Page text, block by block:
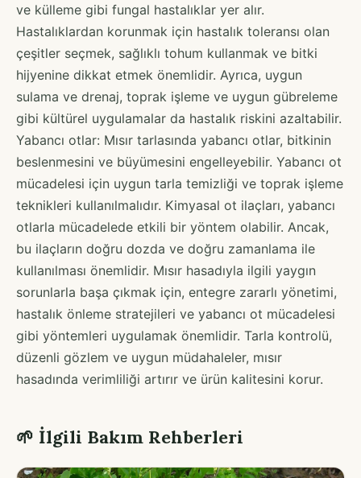
ve külleme gibi fungal hastalıklar yer alır.
Hastalıklardan korunmak için hastalık toleransı olan
çeşitler seçmek, sağlıklı tohum kullanmak ve bitki
hijyenine dikkat etmek önemlidir. Ayrıca, uygun
sulama ve drenaj, toprak işleme ve uygun gübreleme
gibi kültürel uygulamalar da hastalık riskini azaltabilir.
Yabancı otlar: Mısır tarlasında yabancı otlar, bitkinin
beslenmesini ve büyümesini engelleyebilir. Yabancı ot
mücadelesi için uygun tarla temizliği ve toprak işleme
teknikleri kullanılmalıdır. Kimyasal ot ilaçları, yabancı
otlarla mücadelede etkili bir yöntem olabilir. Ancak,
bu ilaçların doğru dozda ve doğru zamanlama ile
kullanılması önemlidir. Mısır hasadıyla ilgili yaygın
sorunlarla başa çıkmak için, entegre zararlı yönetimi,
hastalık önleme stratejileri ve yabancı ot mücadelesi
gibi yöntemleri uygulamak önemlidir. Tarla kontrolü,
düzenli gözlem ve uygun müdahaleler, mısır
hasadında verimliliği artırır ve ürün kalitesini korur.
🌱 İlgili Bakım Rehberleri